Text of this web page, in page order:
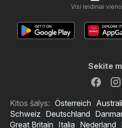
Visi leidiniai
Sekite
Kitos šalys: Österreich
Schweiz Deutschland
Great Britain Italia Nederland